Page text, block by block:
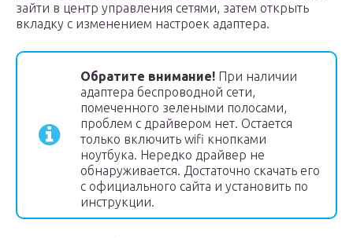
зайти в центр управления сетями, затем открыть
вкладку с изменением настроек адаптера.
Обратите внимание! При наличии
адаптера беспроводной сети,
помеченного зелеными полосами,
проблем с драйвером нет. Остается
только включить wifi кнопками
ноутбука. Нередко драйвер не
обнаруживается. Достаточно скачать его
с официального сайта и установить по
инструкции.